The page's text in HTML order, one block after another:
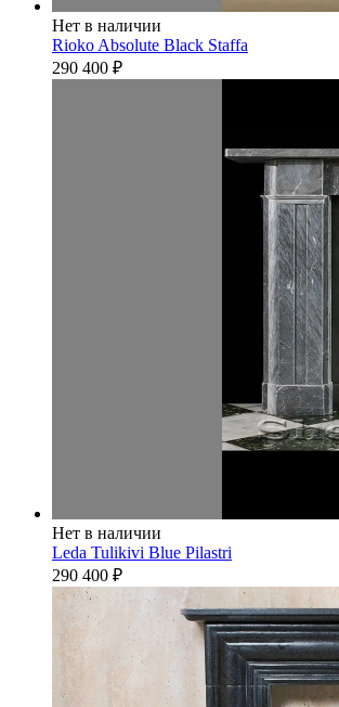
Нет в наличии
Rioko Absolute Black Staffa
290 400 ₽
Нет в наличии
Leda Tulikivi Blue Pilastri
290 400 ₽